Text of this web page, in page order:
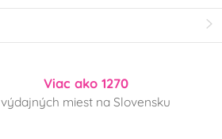
Viac ako 1270
výdajných miest na Slovensku